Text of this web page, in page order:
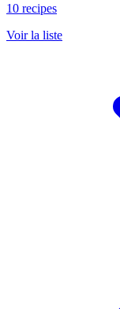
10 recipes
Voir la liste